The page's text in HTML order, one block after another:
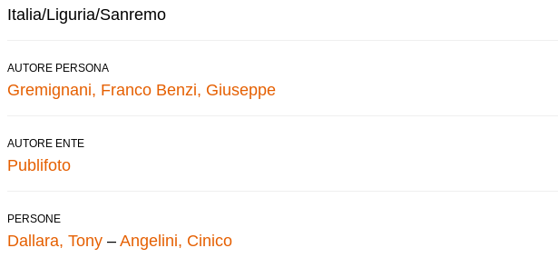
Italia/Liguria/Sanremo
AUTORE PERSONA
Gremignani, Franco Benzi, Giuseppe
AUTORE ENTE
Publifoto
PERSONE
Dallara, Tony – Angelini, Cinico